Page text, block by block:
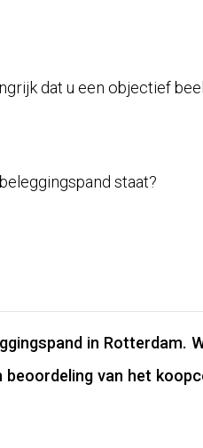
dat u een objectief
staat?
in Rotterdam.
van het